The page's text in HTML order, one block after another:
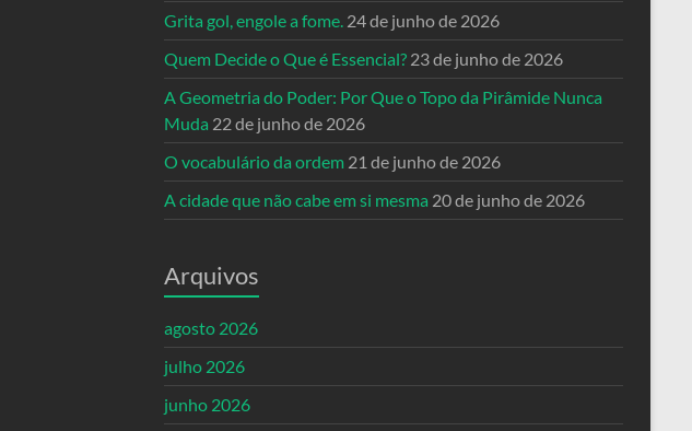
Grita gol, engole a fome. 24 de junho de 2026
Quem Decide o Que é Essencial? 23 de junho de 2026
A Geometria do Poder: Por Que o Topo da Pirâmide Nunca
Muda 22 de junho de 2026
O vocabulário da ordem 21 de junho de 2026
A cidade que não cabe em si mesma 20 de junho de 2026
Arquivos
agosto 2026
julho 2026
junho 2026